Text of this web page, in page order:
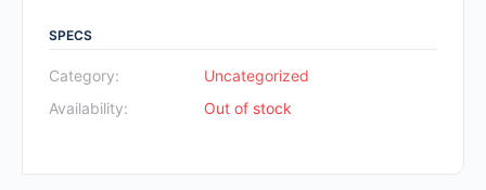
was:
Rp700.000.
is:
Rp49.000.
SPECS
Category:
Uncategorized
Availability:
Out of stock